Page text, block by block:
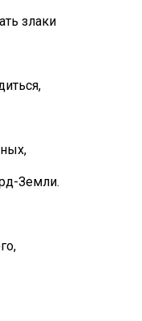
злаки
Земли.